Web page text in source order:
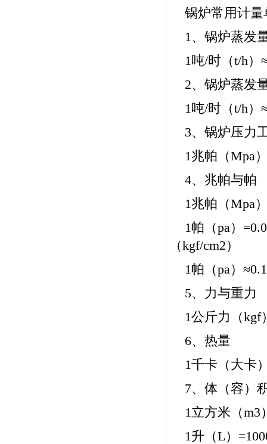
锅炉常用计
1、锅炉蒸发
1吨/时（t/h）
2、锅炉蒸发
1吨/时（t/h）
3、锅炉压力
1兆帕（Mpa
4、兆帕与帕
1兆帕（Mpa
1帕（pa）
（kgf/cm2）
1帕（pa）
5、力与重力
1公斤力（kgf
6、热量
1千卡（大卡
7、体（容）
1立方米（m3
1升（L）